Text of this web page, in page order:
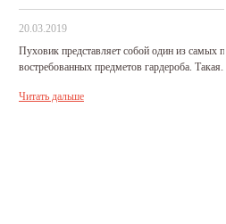
20.03.2019
Пуховик представляет собой один из самых
востребованных предметов гардероба. Такая...
Читать дальше